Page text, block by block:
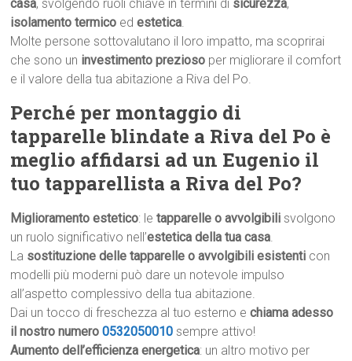
casa, svolgendo ruoli chiave in termini di sicurezza,
isolamento termico edestetica.
Molte persone sottovalutano il loro impatto, ma scoprirai
che sono un investimento prezioso per migliorare il comfort
e il valore della tua abitazione a Riva del Po.
Perché per montaggio di
tapparelle blindate a Riva del Po è
meglio affidarsi ad un Eugenio il
tuo tapparellista a Riva del Po?
Miglioramento estetico: letapparelle o avvolgibili svolgono
un ruolo significativo nell’estetica della tua casa.
La sostituzione delle tapparelle o avvolgibili esistenti con
modelli più moderni può dare un notevole impulso
all’aspetto complessivo della tua abitazione.
Dai un tocco di freschezza al tuo esterno echiama adesso
il nostro numero0532050010 sempre attivo!
Aumento dell’efficienza energetica: un altro motivo per